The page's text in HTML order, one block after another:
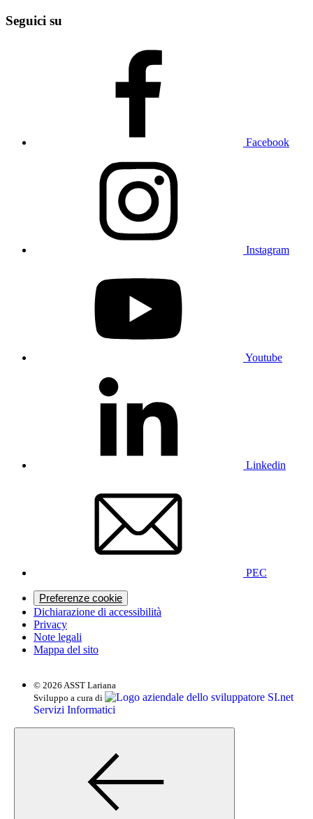
Seguici su
Facebook
Instagram
Youtube
Linkedin
PEC
Preferenze cookie
Dichiarazione di accessibilità
Privacy
Note legali
Mappa del sito
© 2026 ASST Lariana
Sviluppo a cura di
SI.net
Servizi Informatici